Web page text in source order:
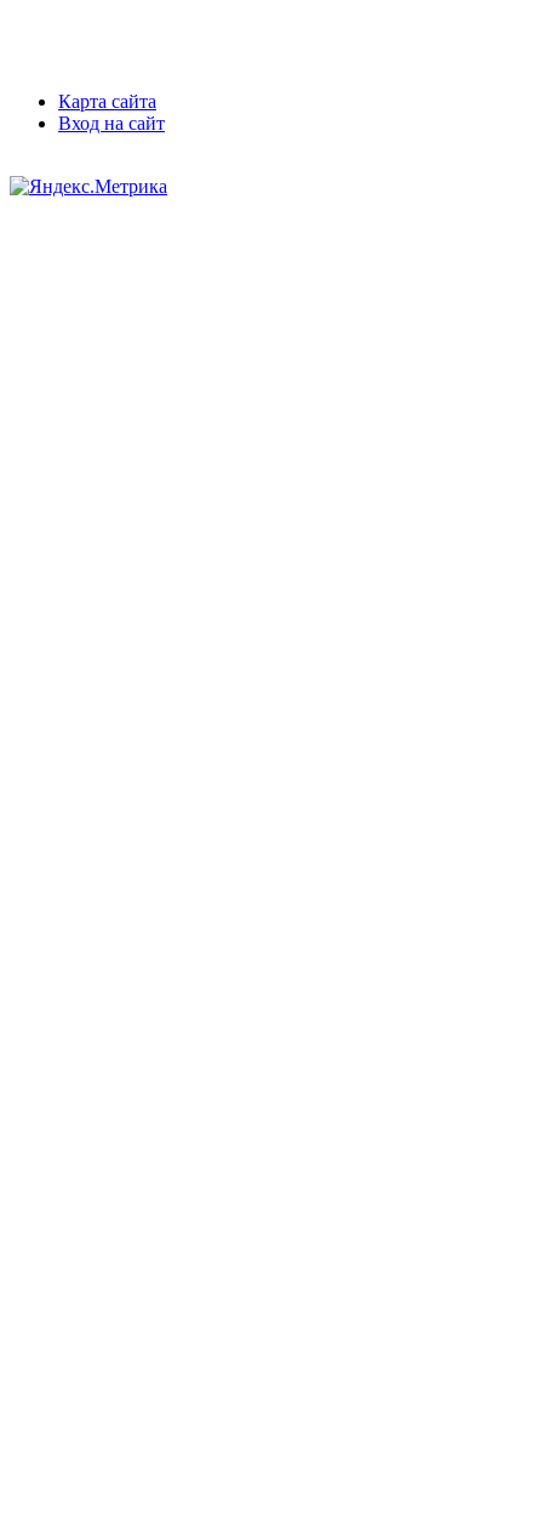
Карта сайта
Вход на сайт